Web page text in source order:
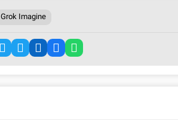
Grok Imagine